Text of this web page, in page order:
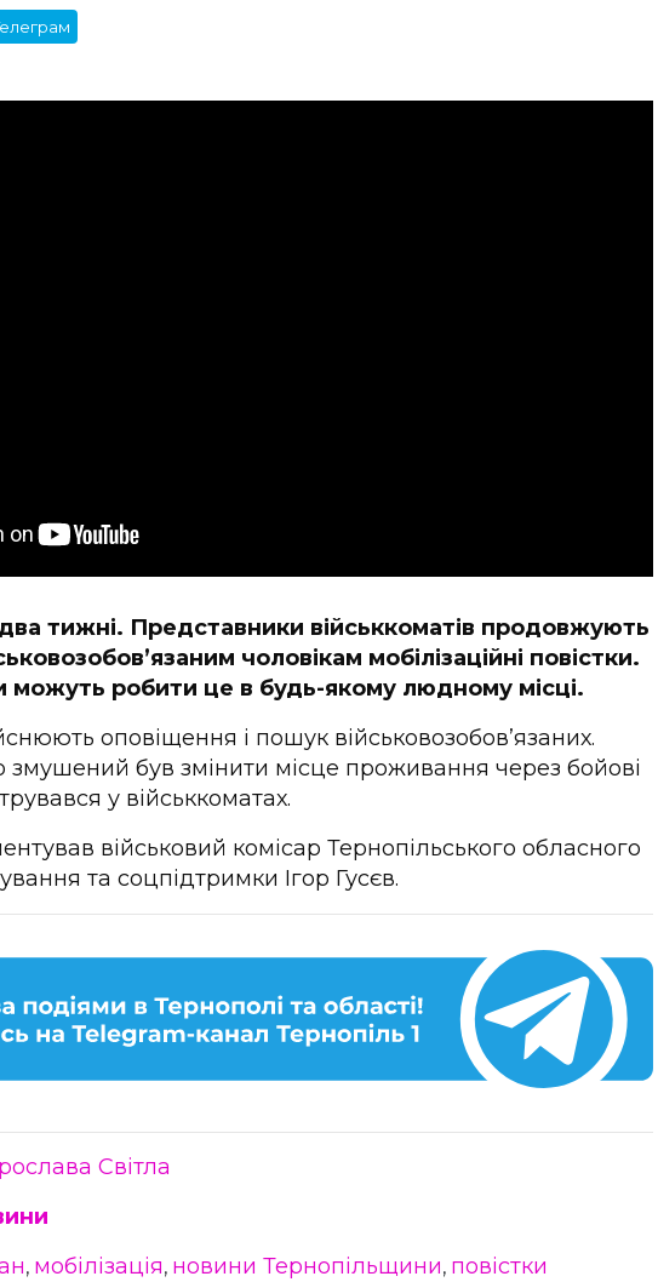
тижні. Представники військкоматів продовжують
чоловікам мобілізаційні повістки.
можуть робити це в будь-якому людному місці.
оповіщення і пошук військовозобов’язаних.
змушений був змінити місце проживання через бойові
у військкоматах.
військовий комісар Тернопільського обласного
та соцпідтримки Ігор Гусєв.
Світла
, мобілізація, новини Тернопільщини, повістки